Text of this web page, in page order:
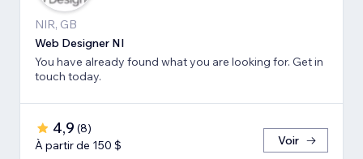
NIR, GB
Web Designer NI
You have already found what you are looking for. Get in
touch today.
4,9 (8)
À partir de 150 $
Voir